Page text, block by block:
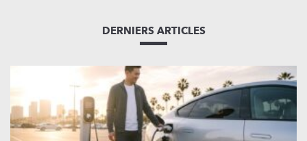
DERNIERS ARTICLES